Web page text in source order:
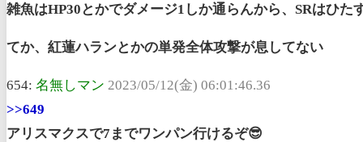
雑魚はHP30とかでダメージ1しか通らんから、SRはひた
てか、紅蓮ハランとかの単発全体攻撃が息してない
654: 名無しマン 2023/05/12(金) 06:01:46.36
>>649
アリスマクスで7までワンパン行けるぞ😎